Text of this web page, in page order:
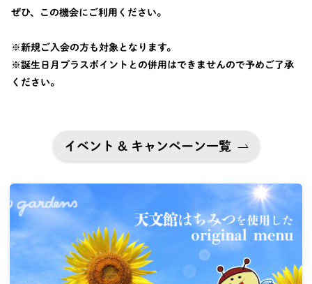
ぜひ、この機会にご利用ください。
※新規ご入会の方も対象となります。
※誕生日月プラスポイントとの併用はできませんので予めご了承
ください。
イベント & キャンペーン一覧